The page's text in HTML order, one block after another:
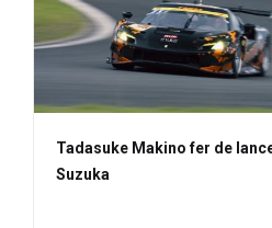
Tadasuke Makino fer de
Suzuka